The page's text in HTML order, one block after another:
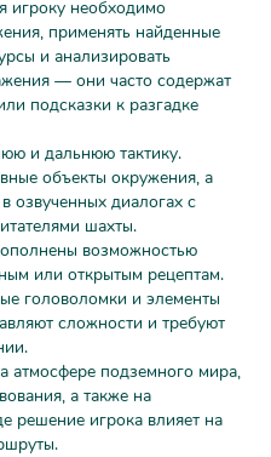
игроку необходимо
применять найденные
и анализировать
— они часто содержат
подсказки к разгадке
и дальнюю тактику.
объекты окружения, а
озвученных диалогах с
шахты.
возможностью
или открытым рецептам.
головоломки и элементы
сложности и требуют
атмосфере подземного мира,
а также на
решение игрока влияет на